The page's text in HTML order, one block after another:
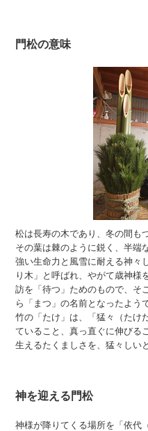
門松の意味
松は長寿の木であり、冬の間も
その葉は棘のように鋭く、半端
強い生命力と風雪に耐える神々
り木」と呼ばれ、やがて歳神様
訪を「待つ」ためのもので、そ
ら「まつ」の名前となったよう
竹の「たけ」は、「猛々（たけ
ていること、真っ直ぐに伸びる
生えるたくましさを、猛々しい
神を迎える門松
神様が降りてくる場所を「依代